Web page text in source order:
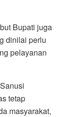
Bupati juga
dinilai perlu
pelayanan
tetap
masyarakat,